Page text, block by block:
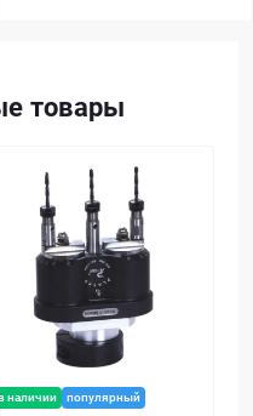
товары
наличии популярный